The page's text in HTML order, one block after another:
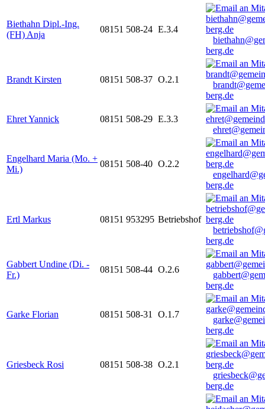
Biethahn Dipl.-Ing.
(FH) Anja
08151 508-24 E.3.4
berg.de
Brandt Kirsten 08151 508-37 O.2.1
berg.de
Ehret Yannick 08151 508-29 E.3.3
Engelhard Maria (Mo. +
Mi.)
08151 508-40 O.2.2
berg.de
Ertl Markus 08151 953295 Betriebshof
berg.de
Gabbert Undine (Di. -
Fr.)
08151 508-44 O.2.6
berg.de
Garke Florian 08151 508-31 O.1.7
berg.de
Griesbeck Rosi 08151 508-38 O.2.1
berg.de